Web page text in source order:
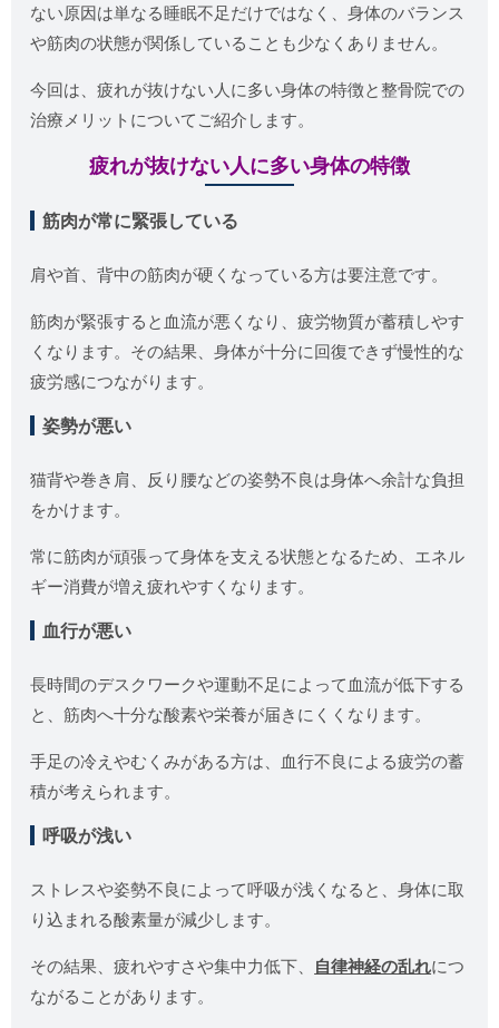
ない原因は単なる睡眠不足だけではなく、身体のバランス
や筋肉の状態が関係していることも少なくありません。
今回は、疲れが抜けない人に多い身体の特徴と整骨院での
治療メリットについてご紹介します。
疲れが抜けない人に多い身体の特徴
筋肉が常に緊張している
肩や首、背中の筋肉が硬くなっている方は要注意です。
筋肉が緊張すると血流が悪くなり、疲労物質が蓄積しやす
くなります。その結果、身体が十分に回復できず慢性的な
疲労感につながります。
姿勢が悪い
猫背や巻き肩、反り腰などの姿勢不良は身体へ余計な負担
をかけます。
常に筋肉が頑張って身体を支える状態となるため、エネル
ギー消費が増え疲れやすくなります。
血行が悪い
長時間のデスクワークや運動不足によって血流が低下する
と、筋肉へ十分な酸素や栄養が届きにくくなります。
手足の冷えやむくみがある方は、血行不良による疲労の蓄
積が考えられます。
呼吸が浅い
ストレスや姿勢不良によって呼吸が浅くなると、身体に取
り込まれる酸素量が減少します。
その結果、疲れやすさや集中力低下、 自律神経の乱れにつ
ながることがあります。